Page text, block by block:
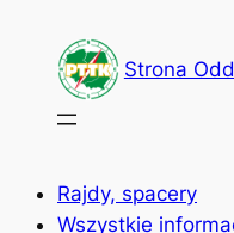
treści
Strona
Rajdy, spacery
Wszystkie